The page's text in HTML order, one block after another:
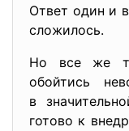
Ответ один и
сложилось.
Но все же
обойтись
в
готово к